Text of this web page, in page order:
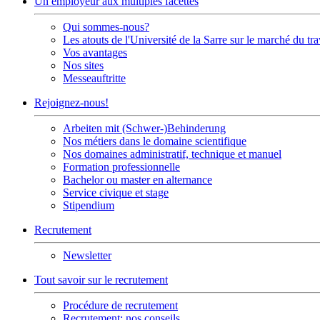
Qui sommes-nous?
Les atouts de l'Université de la Sarre sur le marché du
Vos avantages
Nos sites
Messeauftritte
Rejoignez-nous!
Arbeiten mit (Schwer-)Behinderung
Nos métiers dans le domaine scientifique
Nos domaines administratif, technique et manuel
Formation professionnelle
Bachelor ou master en alternance
Service civique et stage
Stipendium
Recrutement
Newsletter
Tout savoir sur le recrutement
Procédure de recrutement